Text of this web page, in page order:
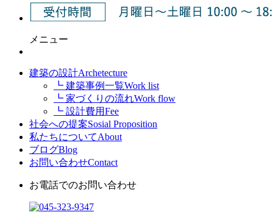
メニュー
建築の設計Archetecture
┗ 建築事例一覧Work list
┗ 家づくりの流れWork flow
┗ 設計費用Fee
社会への提案Sosial Proposition
私たちについてAbout
ブログBlog
お問い合わせContact
お電話でのお問い合わせ